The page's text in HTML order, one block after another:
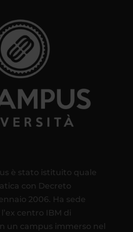
è stato istituito quale
con Decreto
2006. Ha sede
centro IBM di
un campus immerso nel